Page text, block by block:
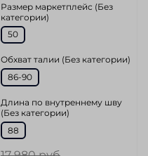
Размер маркетплейс (Без
категории)
50
Обхват талии (Без категории)
86-90
Длина по внутреннему шву
(Без категории)
88